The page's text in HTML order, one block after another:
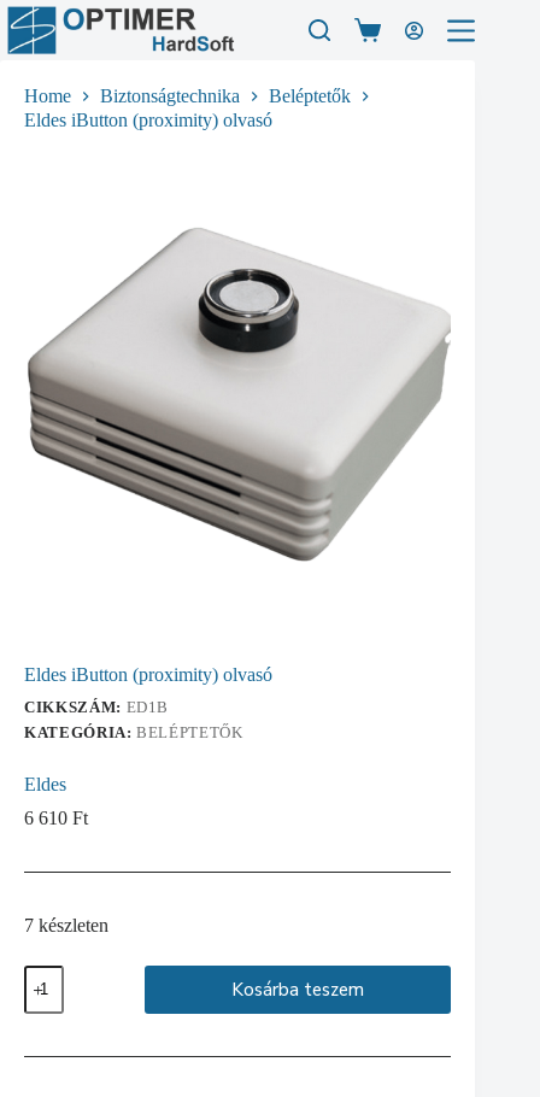
Skip
to
content
Shopping
Home
Biztonságtechnika
Beléptetők
Eldes iButton (proximity) olvasó
Eldes iButton (proximity) olvasó
CIKKSZÁM: ED1B
KATEGÓRIA:BELÉPTETŐK
Eldes
6 610 Ft
7 készleten
Eldes
iButton
(proximity)
mennyiség
Kosárba teszem